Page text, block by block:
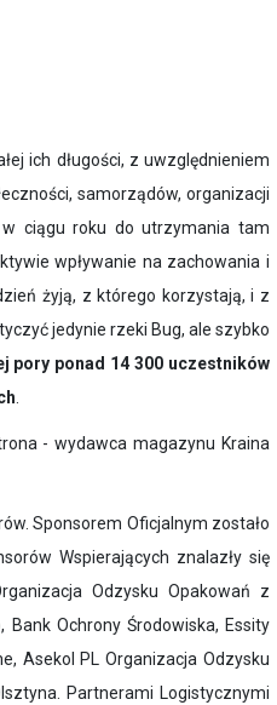
ich długości, z uwzględnieniem
samorządów, organizacji
ciągu roku do utrzymania tam
wpływanie na zachowania i
żyją, z którego korzystają, i z
jedynie rzeki Bug, ale szybko
pory ponad 14 300 uczestników
.
- wydawca magazynu Kraina
Sponsorem Oficjalnym zostało
Wspierających znalazły się
Odzysku Opakowań z
Ochrony Środowiska, Essity
Asekol PL Organizacja Odzysku
Partnerami Logistycznymi